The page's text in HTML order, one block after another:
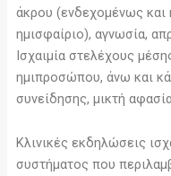
άκρου (ενδεχομένως
ημισφαίριο), αγνωσία,
Ισχαιμία στελέχους
ημιπροσώπου, άνω και
συνείδησης, μικτή
Κλινικές εκδηλώσεις
συστήματος που